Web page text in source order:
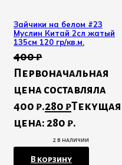
Зайчики на белом #23
Муслин Китай 2сл жатый
135см 120 гр/кв.м.
400₽
Первоначальная
цена составляла
400 ₽.280₽Текущая
цена: 280 ₽.
2 в наличии
В корзину